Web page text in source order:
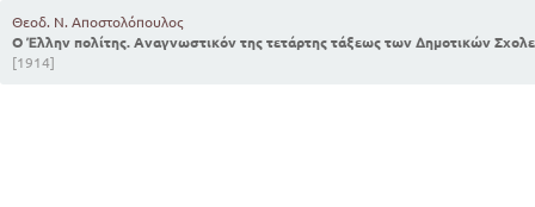
Θεοδ. Ν. Αποστολόπουλος
Ο Έλλην πολίτης. Αναγνωστικόν της τετάρτης τάξεως των Δημοτικών
[1914]